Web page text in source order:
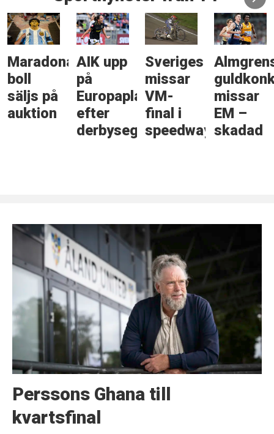
Maradonas
boll
säljs på
auktion
AIK upp
på
Europaplats
efter
derbyseger
Sveriges
missar
VM-
final i
speedway
missar
EM –
skadad
Perssons Ghana till
kvartsfinal